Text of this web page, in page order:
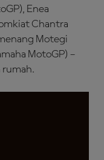
Enea
Chantra
Motegi
MotoGP) –
rumah.